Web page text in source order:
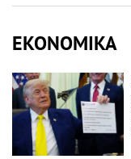
EKONOMIKA